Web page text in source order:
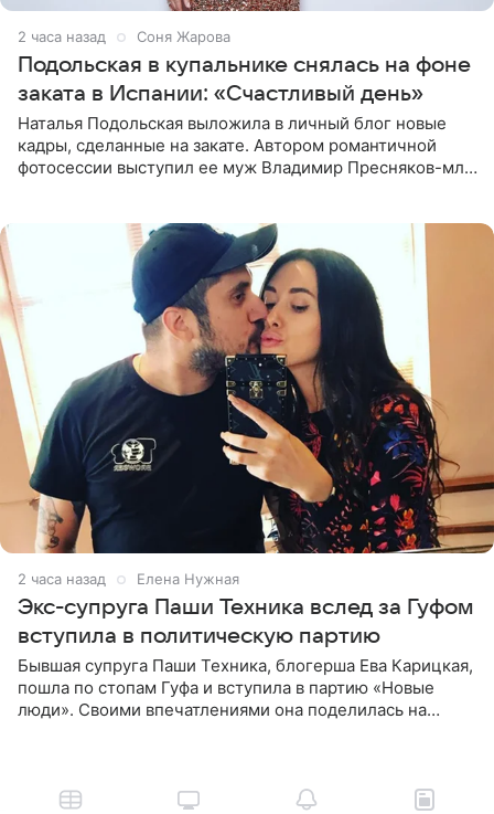
2 часа назад Соня Жарова
Подольская в купальнике снялась на фоне
заката в Испании: «Счастливый день»
Наталья Подольская выложила в личный блог новые
кадры, сделанные на закате. Автором романтичной
фотосессии выступил ее муж Владимир Пресняков-мл.
2 часа назад Елена Нужная
Экс-супруга Паши Техника вслед за Гуфом
вступила в политическую партию
Бывшая супруга Паши Техника, блогерша Ева Карицкая,
пошла по стопам Гуфа и вступила в партию «Новые
люди». Своими впечатлениями она поделилась на